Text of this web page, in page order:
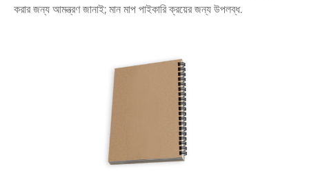
করার জন্য আমন্ত্রণ জানাই; মান মাপ পাইকারি ক্রয়ের জন্য উপলব্ধ.